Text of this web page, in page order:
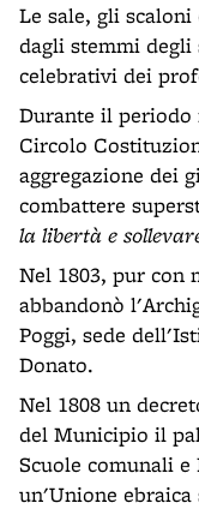
Le sale, gli
dagli stemmi
celebrativi dei
Durante il periodo
Circolo
aggregazione dei
combattere
la libertà e
Nel 1803, pur con
abbandonò
Poggi, sede
Donato.
Nel 1808 un
del Municipio il
Scuole comunali
un'Unione